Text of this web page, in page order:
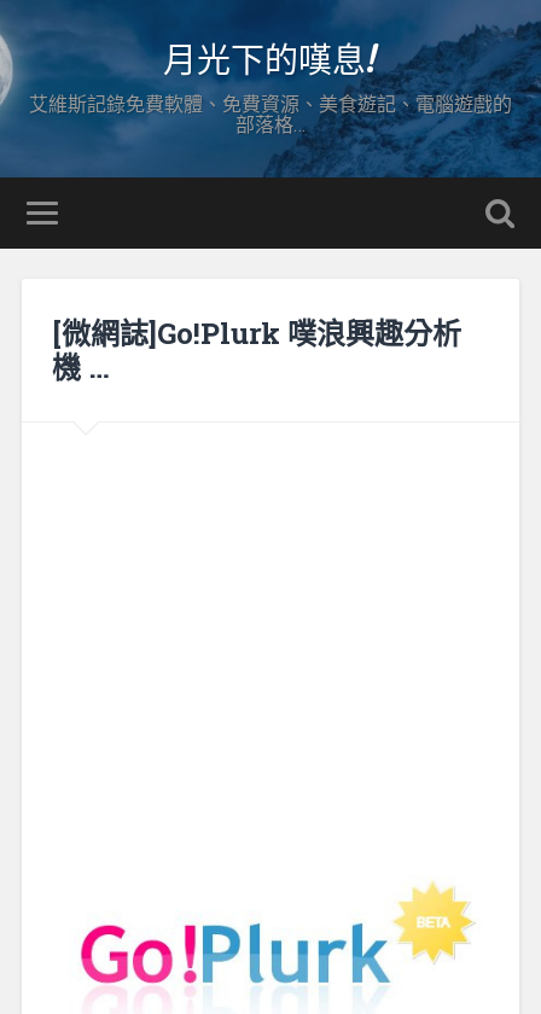
月光下的嘆息!
艾維斯記錄免費軟體、免費資源、美食遊記、電腦遊戲的
部落格…
[微網誌]Go!Plurk 噗浪興趣分析
機 …